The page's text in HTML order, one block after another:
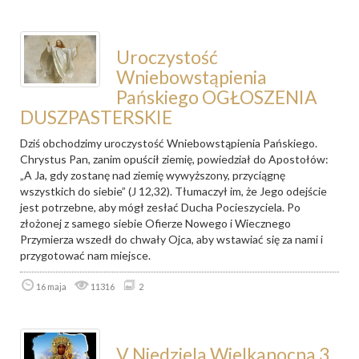
Uroczystość
Wniebowstąpienia
Pańskiego OGŁOSZENIA
DUSZPASTERSKIE
Dziś obchodzimy uroczystość Wniebowstąpienia Pańskiego.
Chrystus Pan, zanim opuścił ziemię, powiedział do Apostołów:
„A Ja, gdy zostanę nad ziemię wywyższony, przyciągnę
wszystkich do siebie” (J 12,32). Tłumaczył im, że Jego odejście
jest potrzebne, aby mógł zesłać Ducha Pocieszyciela. Po
złożonej z samego siebie Ofierze Nowego i Wiecznego
Przymierza wszedł do chwały Ojca, aby wstawiać się za nami i
przygotować nam miejsce.
16 maja 11316 2
V Niedziela Wielkanocna 3